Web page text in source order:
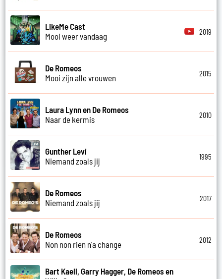
LikeMe Cast
Mooi weer vandaag
2019
De Romeos
Mooi zijn alle vrouwen
2015
Laura Lynn en De Romeos
Naar de kermis
2010
Gunther Levi
Niemand zoals jij
1995
De Romeos
Niemand zoals jij
2017
De Romeos
Non non rien n'a change
2012
Bart Kaell, Garry Hagger, De Romeos en